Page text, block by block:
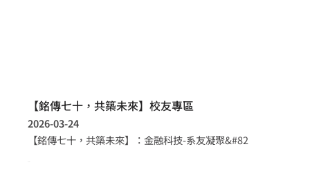
【銘傳七十，共築未來】校友專區
2026-03-24
【銘傳七十，共築未來】：金融科技-系友凝聚&#82